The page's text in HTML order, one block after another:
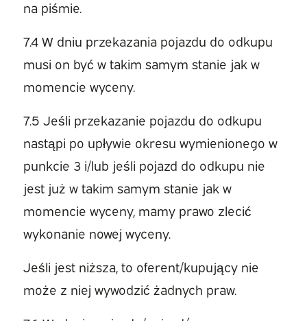
na piśmie.
7.4 W dniu przekazania pojazdu do odkupu
musi on być w takim samym stanie jak w
momencie wyceny.
7.5 Jeśli przekazanie pojazdu do odkupu
nastąpi po upływie okresu wymienionego w
punkcie 3 i/lub jeśli pojazd do odkupu nie
jest już w takim samym stanie jak w
momencie wyceny, mamy prawo zlecić
wykonanie nowej wyceny.
Jeśli jest niższa, to oferent/kupujący nie
może z niej wywodzić żadnych praw.